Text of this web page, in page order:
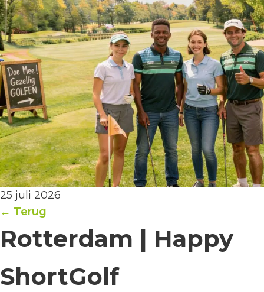
25 juli 2026
← Terug
Rotterdam | Happy
ShortGolf